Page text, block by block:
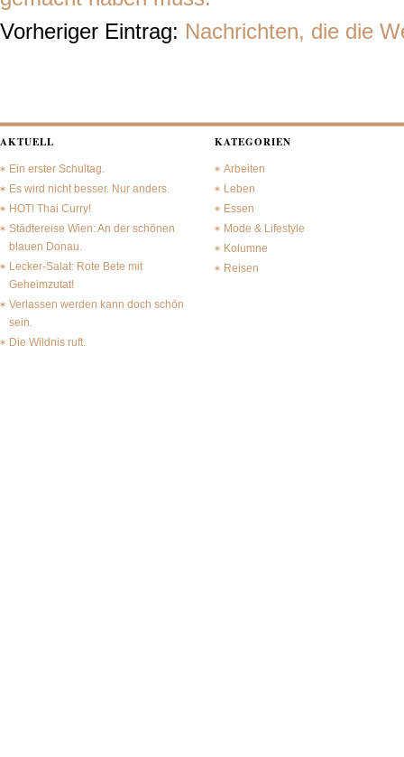
Vorheriger Eintrag: Nachrichten, die die
AKTUELL
Ein erster Schultag.
Es wird nicht besser. Nur anders.
HOT! Thai Curry!
Städtereise Wien: An der schönen
blauen Donau.
Lecker-Salat: Rote Bete mit
Geheimzutat!
Verlassen werden kann doch schön
sein.
Die Wildnis ruft.
KATEGORIEN
Arbeiten
Leben
Essen
Mode & Lifestyle
Kolumne
Reisen